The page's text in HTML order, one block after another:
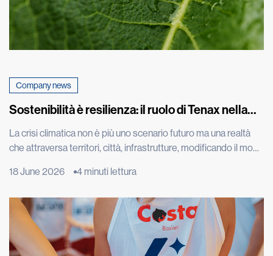
Company news
Sostenibilità è resilienza: il ruolo di Tenax nella
La crisi climatica non è più uno scenario futuro ma una realtà
che attraversa territori, città, infrastrutture, modificando il modo
l’ambiente che ci circonda. A confermarlo i dati più recenti della
the Global Climate 2025” ha indicato gli ultimi undici […]
18 June 2026 4 minuti lettura